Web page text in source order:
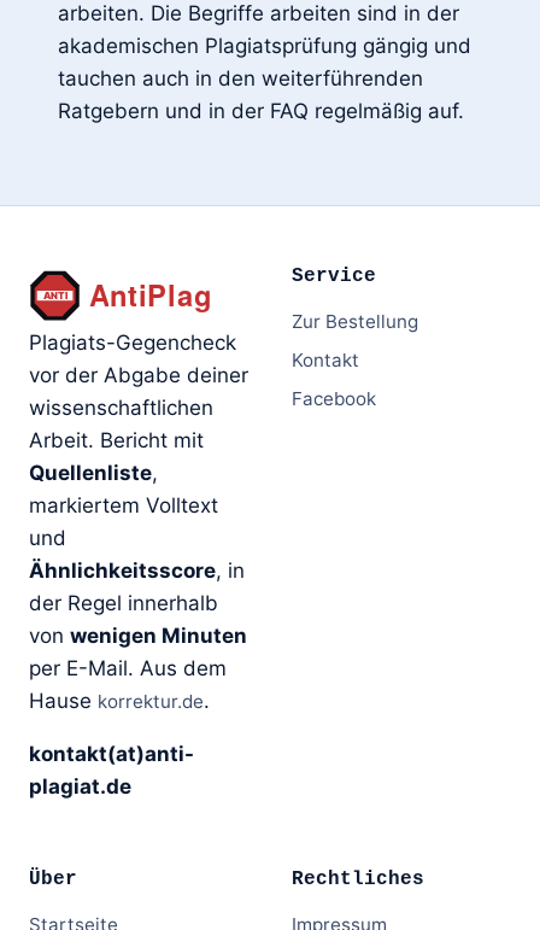
arbeiten. Die Begriffe arbeiten sind in der
akademischen Plagiatsprüfung gängig und
tauchen auch in den weiterführenden
Ratgebern und in der FAQ regelmäßig auf.
Plagiats-Gegencheck
vor der Abgabe deiner
wissenschaftlichen
Arbeit. Bericht mit
Quellenliste,
markiertem Volltext
und
Ähnlichkeitsscore, in
der Regel innerhalb
von wenigen Minuten
per E-Mail. Aus dem
Hause korrektur.de.
kontakt(at)anti-
plagiat.de
Service
Zur Bestellung
Kontakt
Facebook
Über
Startseite
Rechtliches
Impressum